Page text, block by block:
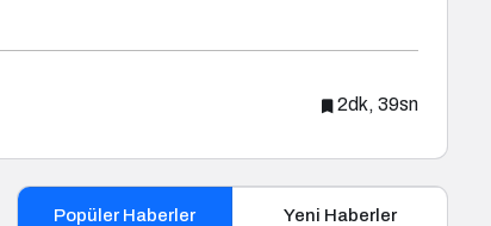
2dk, 39sn
Popüler Haberler Yeni Haberler